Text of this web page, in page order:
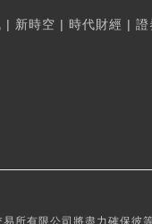
| 新時空 | 時代財經 | 證